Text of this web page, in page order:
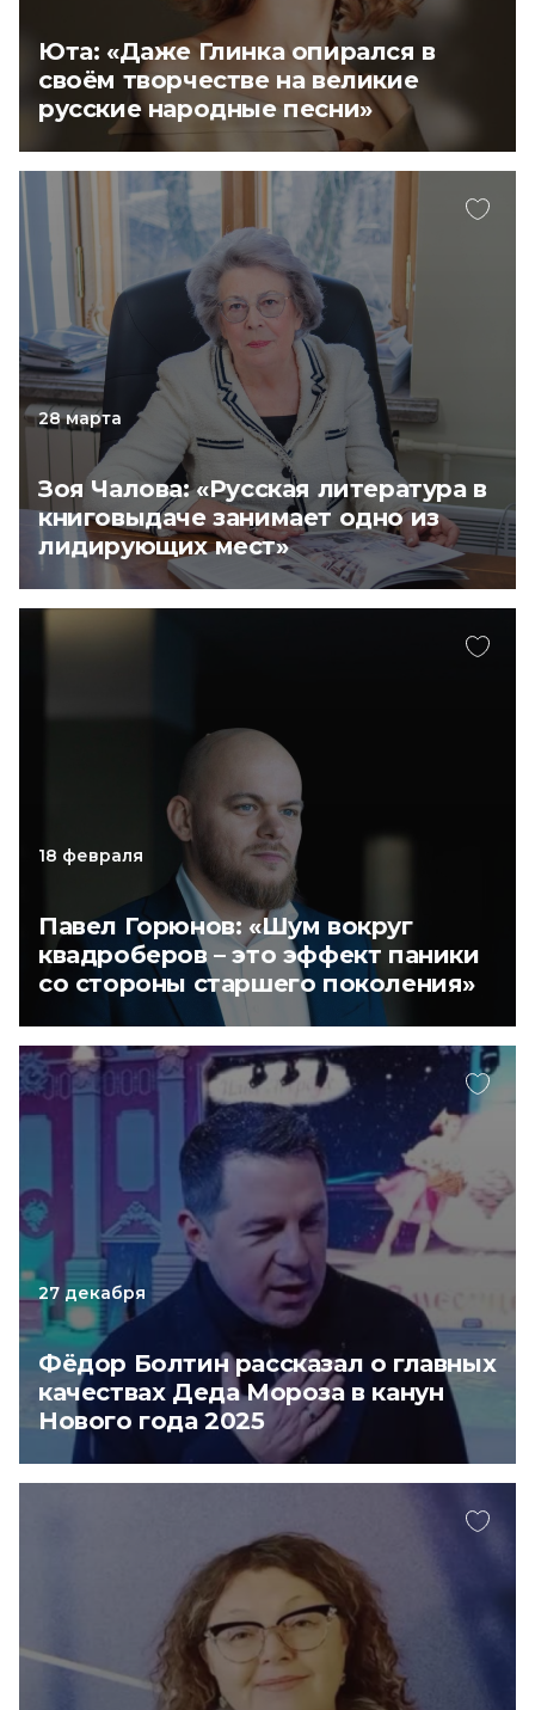
Юта: «Даже Глинка опирался в
своём творчестве на великие
русские народные песни»
28 марта
Зоя Чалова: «Русская литература в
книговыдаче занимает одно из
лидирующих мест»
18 февраля
Павел Горюнов: «Шум вокруг
квадроберов – это эффект паники
со стороны старшего поколения»
27 декабря
Фёдор Болтин рассказал о главных
качествах Деда Мороза в канун
Нового года 2025